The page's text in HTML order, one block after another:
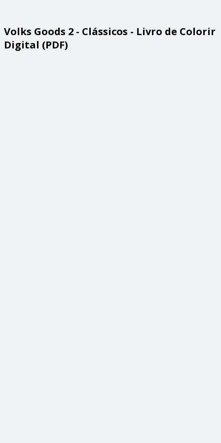
Volks Goods 2 - Clássicos - Livro de Colorir
Digital (PDF)